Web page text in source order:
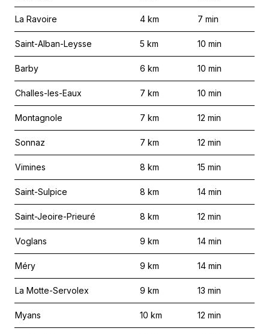
La Ravoire 4 km 7 min
Saint-Alban-Leysse 5 km 10 min
Barby 6 km 10 min
Challes-les-Eaux 7 km 10 min
Montagnole 7 km 12 min
Sonnaz 7 km 12 min
Vimines 8 km 15 min
Saint-Sulpice 8 km 14 min
Saint-Jeoire-Prieuré 8 km 12 min
Voglans 9 km 14 min
Méry 9 km 14 min
La Motte-Servolex 9 km 13 min
Myans 10 km 12 min